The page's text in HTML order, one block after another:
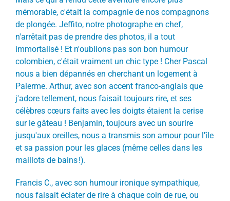
mémorable, c'était la compagnie de nos compagnons
de plongée. Jeffito, notre photographe en chef,
n'arrêtait pas de prendre des photos, il a tout
immortalisé ! Et n'oublions pas son bon humour
colombien, c'était vraiment un chic type ! Cher Pascal
nous a bien dépannés en cherchant un logement à
Palerme. Arthur, avec son accent franco-anglais que
j'adore tellement, nous faisait toujours rire, et ses
célèbres cœurs faits avec les doigts étaient la cerise
sur le gâteau ! Benjamin, toujours avec un sourire
jusqu'aux oreilles, nous a transmis son amour pour l'île
et sa passion pour les glaces (même celles dans les
maillots de bains !).
Francis C., avec son humour ironique sympathique,
nous faisait éclater de rire à chaque coin de rue, ou